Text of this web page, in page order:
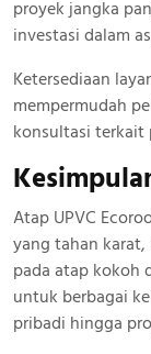
proyek jangka
investasi dalam
Ketersediaan
mempermudah
konsultasi terkait
Atap UPVC
yang tahan
pada atap kokoh
untuk berbagai
pribadi hingga